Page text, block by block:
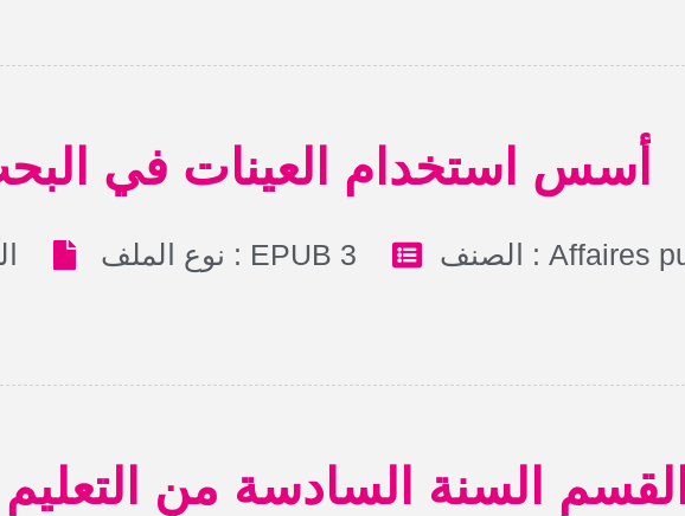
أسس استخدام العينات في
نوع الملف : EPUB 3 الصنف : Affaires
السنة السادسة من